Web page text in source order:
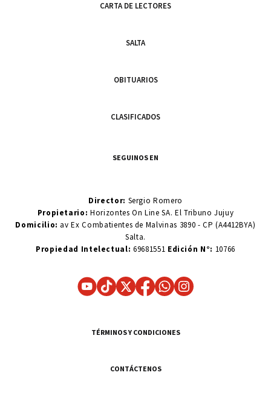
CARTA DE LECTORES
SALTA
OBITUARIOS
CLASIFICADOS
SEGUINOS EN
Director: Sergio Romero
Propietario:Horizontes On Line SA. El Tribuno Jujuy
Domicilio: av Ex Combatientes de Malvinas 3890 - CP (A4412BYA)
Salta.
Propiedad Intelectual: 69681551 Edición N°: 10766
TÉRMINOS Y CONDICIONES
CONTÁCTENOS